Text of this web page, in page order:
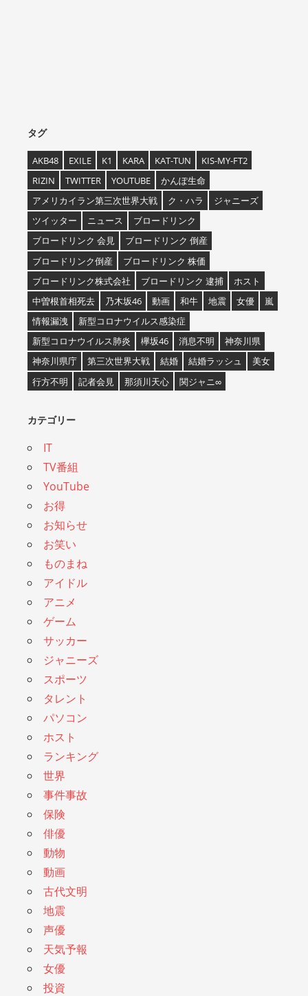
タグ
AKB48 EXILE K1 KARA KAT-TUN
KIS-MY-FT2
RIZIN
TWITTER YOUTUBE
かんぽ生命
アメリカイラン第三次世界大戦
ク・ハラ
ジャニーズ
ツイッター
ニュース
ブロードリンク
ブロードリンク 会見
ブロードリンク 倒産
ブロードリンク倒産
ブロードリンク 株価
ブロードリンク株式会社
ブロードリンク 逮捕
ホスト
中曽根首相死去
乃木坂46 動画 和牛 地震 女優
嵐
情報漏洩
新型コロナウイルス感染症
新型コロナウイルス肺炎
欅坂46 消息不明
神奈川県
神奈川県庁
第三次世界大戦 結婚 結婚ラッシュ
美女
行方不明
記者会見 那須川天心 関ジャニ∞
カテゴリー
IT
TV番組
YouTube
お得
お知らせ
お笑い
ものまね
アイドル
アニメ
ゲーム
サッカー
ジャニーズ
スポーツ
タレント
パソコン
ホスト
ランキング
世界
事件事故
保険
俳優
動物
動画
古代文明
地震
声優
天気予報
女優
投資